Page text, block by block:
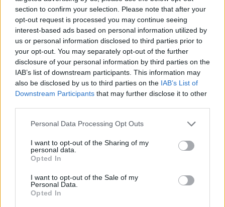
section to confirm your selection. Please note that after your
opt-out request is processed you may continue seeing
interest-based ads based on personal information utilized by
us or personal information disclosed to third parties prior to
your opt-out. You may separately opt-out of the further
disclosure of your personal information by third parties on the
IAB’s list of downstream participants. This information may
also be disclosed by us to third parties on the IAB’s List of
Downstream Participants that may further disclose it to other
Personal Data Processing Opt Outs
I want to opt-out of the Sharing of my
personal data.
Opted In
I want to opt-out of the Sale of my
Personal Data.
Opted In
πάγκο. Όταν έχουμε κάνει το σχήμα μας το βάζουμε
πάνω σε ένα ταψί με αντικολλητικό χαρτί.